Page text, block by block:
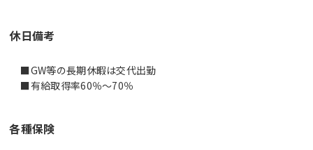
休日備考
■GW等の長期休暇は交代出勤
■有給取得率60％～70％
各種保険